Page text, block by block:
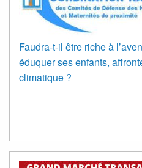
Faudra-t-il être riche à
éduquer ses enfants,
climatique ?